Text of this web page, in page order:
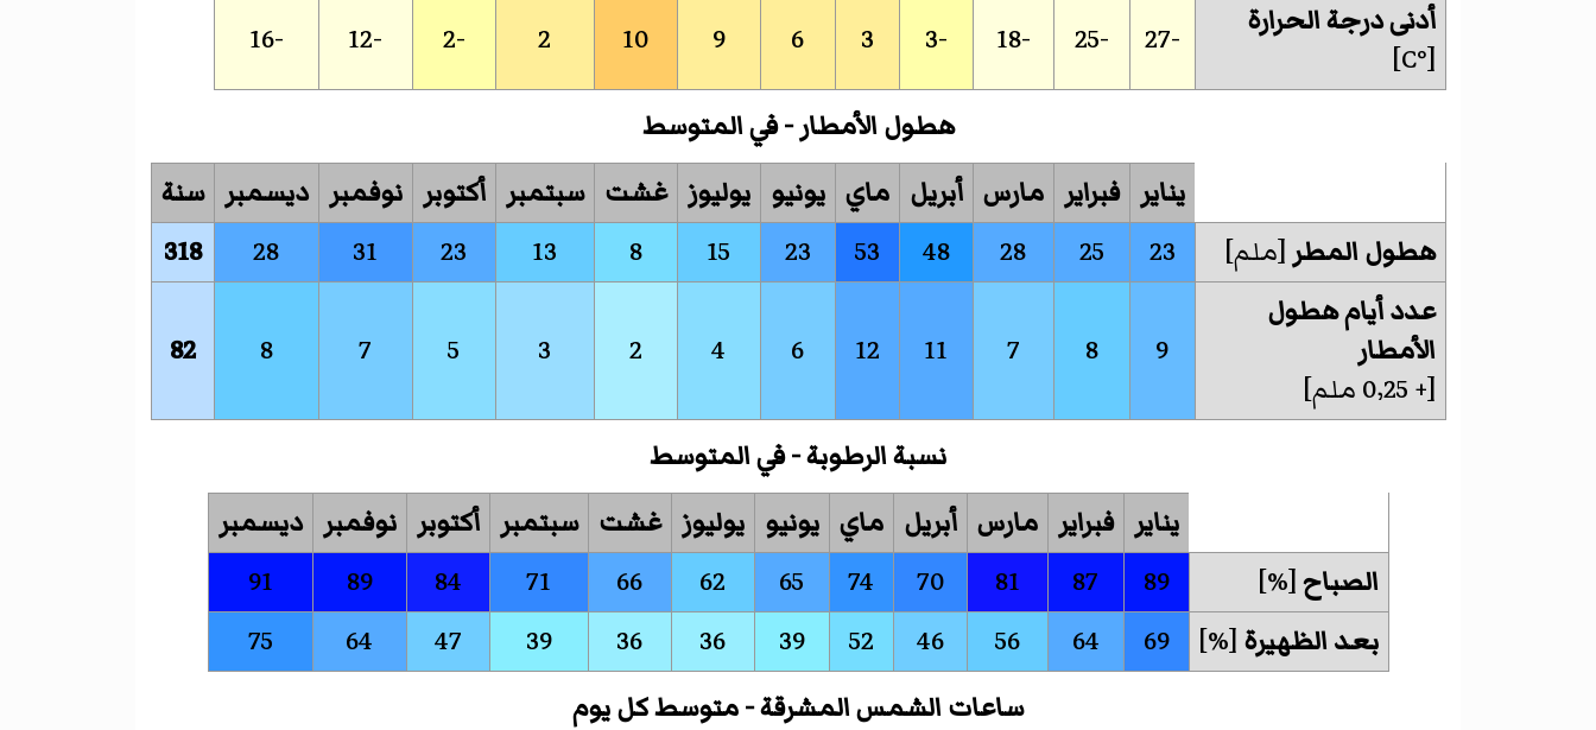
أدنى درجة الحرارة
[°C]
-27
-25
-18
-3
3
6
9
10
2
-2
-12
-16
هطول الأمطار - في المتوسط
يناير فبراير مارس أبريل ماي يونيو يوليوز غشت سبتمبر أكتوبر نوفمبر ديسمبر سنة
هطول المطر [ملم] 23
25
28
48
53
23
15
8
13
23
31
28
318
عدد أيام هطول
الأمطار
[+ 0٬25 ملم ]
9
8
7
11
12
6
4
2
3
5
7
8
82
نسبة الرطوبة - في المتوسط
يناير فبراير مارس أبريل ماي يونيو يوليوز غشت سبتمبر أكتوبر نوفمبر ديسمبر
الصباح[%]
89
87
81
70
74
65
62
66
71
84
89
91
بعد الظهيرة [%]
69
64
56
46
52
39
36
36
39
47
64
75
ساعات الشمس المشرقة - متوسط كل يوم